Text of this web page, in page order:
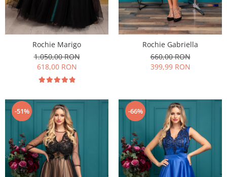
Rochie Marigo
1.050,00 RON
618,00 RON
Rochie Gabriella
660,00 RON
399,99 RON
-51% -66%